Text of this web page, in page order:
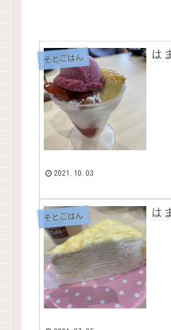
そとごはん は
2021.10.03
そとごはん は